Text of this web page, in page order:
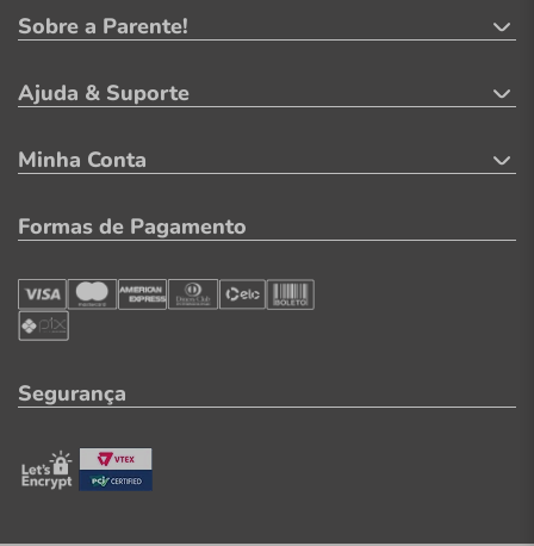
Sobre a Parente!
Ajuda & Suporte
Minha Conta
Formas de Pagamento
Segurança